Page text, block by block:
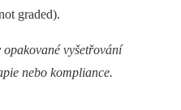
graded).
vyšetřování
nebo kompliance.